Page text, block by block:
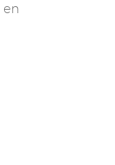
en